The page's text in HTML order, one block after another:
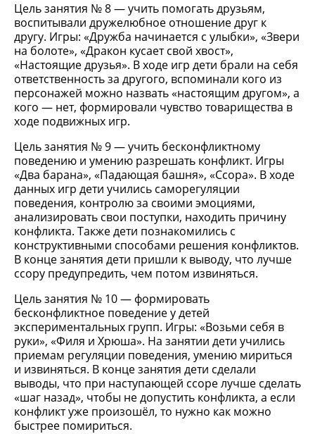
Цель занятия № 8 — учить помогать друзьям,
воспитывали дружелюбное отношение друг к
другу. Игры: «Дружба начинается с улыбки», «Звери
на болоте», «Дракон кусает свой хвост»,
«Настоящие друзья». В ходе игр дети брали на себя
ответственность за другого, вспоминали кого из
персонажей можно назвать «настоящим другом», а
кого — нет, формировали чувство товарищества в
ходе подвижных игр.
Цель занятия № 9 — учить бесконфликтному
поведению и умению разрешать конфликт. Игры
«Два барана», «Падающая башня», «Ссора». В ходе
данных игр дети учились саморегуляции
поведения, контролю за своими эмоциями,
анализировать свои поступки, находить причину
конфликта. Также дети познакомились с
конструктивными способами решения конфликтов.
В конце занятия дети пришли к выводу, что лучше
ссору предупредить, чем потом извиняться.
Цель занятия № 10 — формировать
бесконфликтное поведение у детей
экспериментальных групп. Игры: «Возьми себя в
руки», «Филя и Хрюша». На занятии дети учились
приемам регуляции поведения, умению мириться
и извиняться. В конце занятия дети сделали
выводы, что при наступающей ссоре лучше сделать
«шаг назад», чтобы не допустить конфликта, а если
конфликт уже произошёл, то нужно как можно
быстрее помириться.